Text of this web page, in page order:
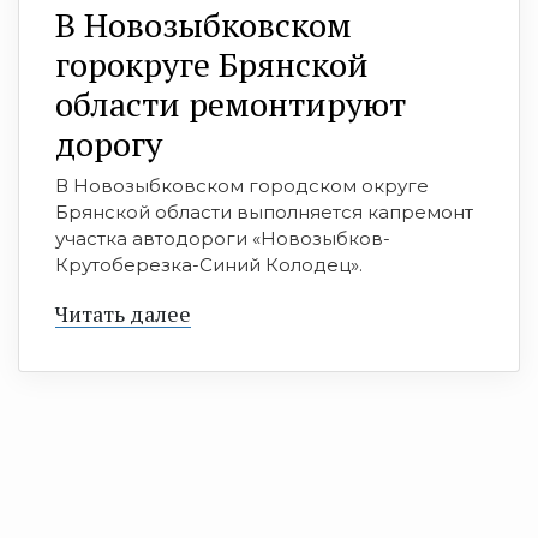
В Новозыбковском
горокруге Брянской
области ремонтируют
дорогу
В Новозыбковском городском округе
Брянской области выполняется капремонт
участка автодороги «Новозыбков-
Крутоберезка-Синий Колодец».
Читать далее